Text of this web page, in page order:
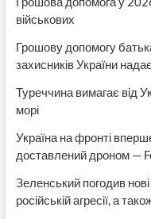
військових
Грошову допомогу
захисників України
Туреччина вимагає від
морі
Україна на фронті
доставлений дроном —
Зеленський погодив
російській агресії, а